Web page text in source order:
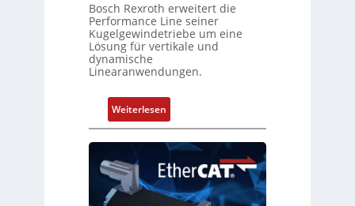
d
Z
u
t
a
n
d
s
ü
b
e
n
i
e
P
o
s
i
t
i
o
Bosch Rexroth erweitert die
Performance Line seiner
Kugelgewindetriebe um eine
Lösung für vertikale und
dynamische
Linearanwendungen.
Weiterlesen:
N
e
e
r